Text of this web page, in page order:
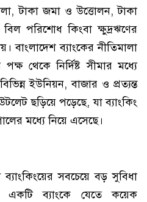
টাকা জমা ও উত্তোলন, টাকা
বিল পরিশোধ কিংবা ক্ষুদ্রঋণের
বাংলাদেশ ব্যাংকের নীতিমালা
থেকে নির্দিষ্ট সীমার মধ্যে
ইউনিয়ন, বাজার ও প্রত্যন্ত
ছড়িয়ে পড়েছে, যা ব্যাংকিং
মধ্যে নিয়ে এসেছে।
সবচেয়ে বড় সুবিধা
ব্যাংকে যেতে কয়েক